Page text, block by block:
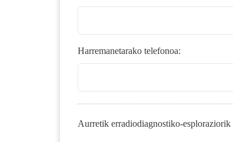
Harremanetarako telefonoa:
Aurretik erradiodiagnostiko-esploraziorik